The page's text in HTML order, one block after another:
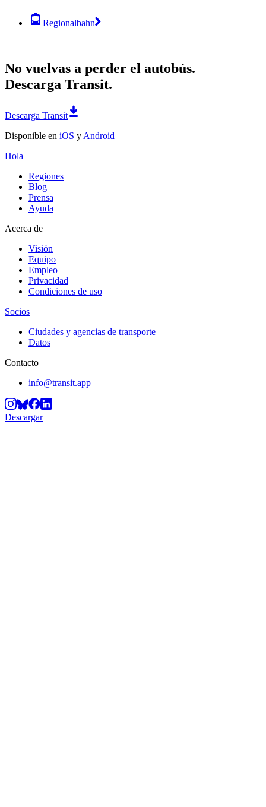
Regionalbahn
No vuelvas a perder el autobús.
Descarga Transit.
Descarga Transit
Disponible en iOS y Android
Hola
Regiones
Blog
Prensa
Ayuda
Acerca de
Visión
Equipo
Empleo
Privacidad
Condiciones de uso
Socios
Ciudades y agencias de transporte
Datos
Contacto
info@transit.app
Descargar